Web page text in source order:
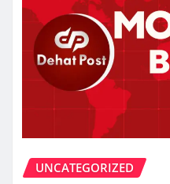
UNCATEGORIZED